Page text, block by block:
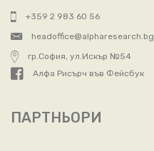
+359 2 983 60 56
headoffice@alpharesearch.bg
гр.София, ул.Искър №54
Алфа Рисърч във Фейсбук
ПАРТНЬОРИ